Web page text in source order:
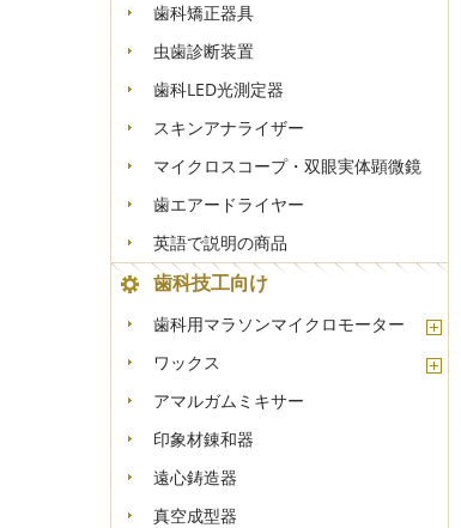
歯科矯正器具
虫歯診断装置
歯科LED光測定器
スキンアナライザー
マイクロスコープ・双眼実体顕微鏡
歯エアードライヤー
英語で説明の商品
歯科技工向け
歯科用マラソンマイクロモーター
ワックス
アマルガムミキサー
印象材錬和器
遠心鋳造器
真空成型器